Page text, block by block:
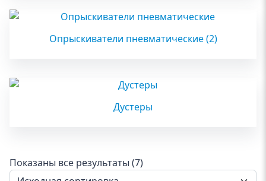
Опрыскиватели пневматические(2)
Дустеры
Показаны все результаты (7)